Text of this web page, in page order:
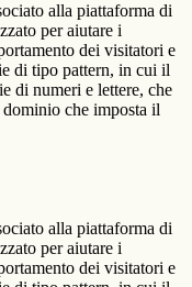
alla piattaforma di
per aiutare i
dei visitatori e
di tipo pattern, in cui il
di numeri e lettere, che
che imposta il
alla piattaforma di
per aiutare i
dei visitatori e